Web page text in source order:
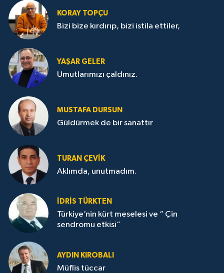
KORAY TOPÇU
Bizi bize kırdırıp, bizi istila ettiler,
YAŞAR GELER
Umutlarımızı çaldınız.
MUSTAFA DURSUN
Güldürmek de bir sanattır
TURAN ÇEVİK
Aklımda, unutmadım.
İDRİS TÜRKTEN
Türkiye’nin kürt meselesi ve “ Çin
sendromu etkisi”
AYDIN KIROBALI
Müflis tüccar